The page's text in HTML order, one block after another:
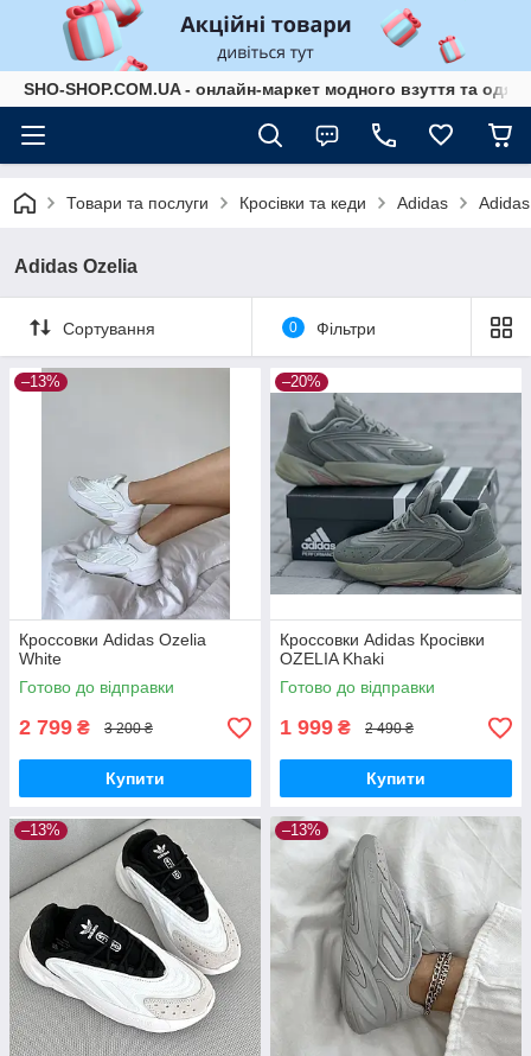
SHO-SHOP.COM.UA - онлайн-маркет модного взуття та
Товари та послуги Кросівки та кеди Adidas
Adidas Ozelia
Сортування 0 Фільтри
–13%
Кроссовки Adidas Ozelia
White
Готово до відправки
2 799 ₴ 3 200 ₴
Купити
–20%
Кроссовки Adidas Кросівки
OZELIA Khaki
Готово до відправки
1 999 ₴ 2 490 ₴
Купити
–13% –13%